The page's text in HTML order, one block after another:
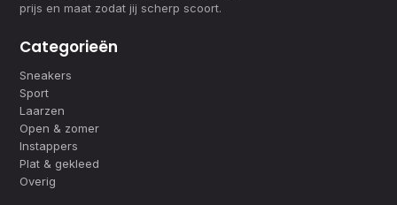
prijs en maat zodat jij scherp scoort.
Categorieën
Sneakers
Sport
Laarzen
Open & zomer
Instappers
Plat & gekleed
Overig